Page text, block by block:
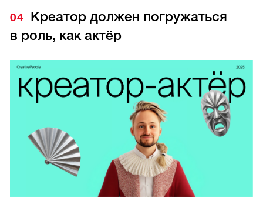
Креатор должен погружаться
в роль, как актёр